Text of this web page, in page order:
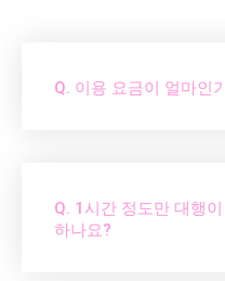
Q. 이용 요금이 얼마인
Q. 1시간 정도만 대행
하나요?